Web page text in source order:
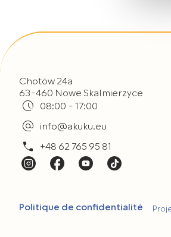
Chotów 24a
63-460 Nowe Skalmierzyce
08:00 - 17:00
info@akuku.eu
+48 62 765 95 81
Politique de confidentialité